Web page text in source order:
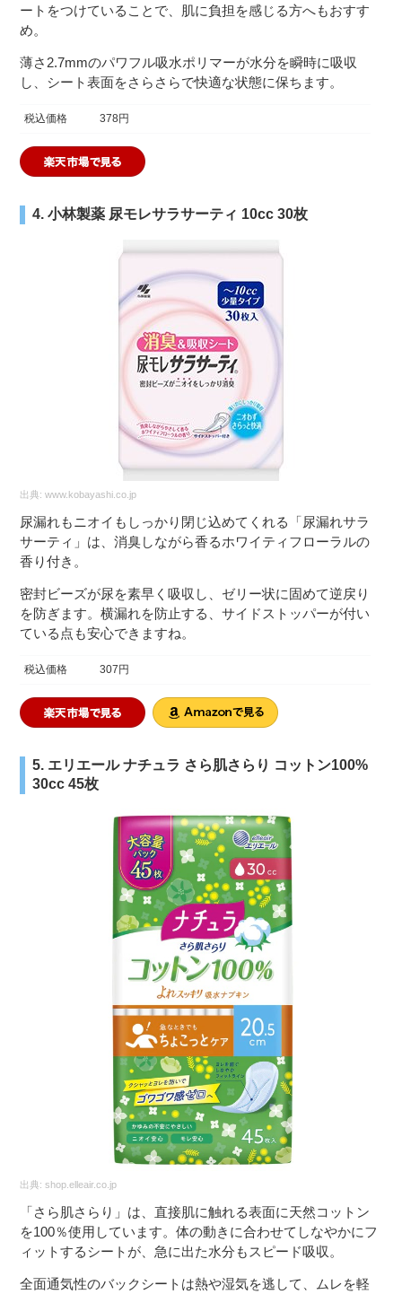
ートをつけていることで、肌に負担を感じる方へもおすす
め。
薄さ2.7mmのパワフル吸水ポリマーが水分を瞬時に吸収
し、シート表面をさらさらで快適な状態に保ちます。
税込価格 378円
4. 小林製薬 尿モレサラサーティ 10cc 30枚
出典:www.kobayashi.co.jp
尿漏れもニオイもしっかり閉じ込めてくれる「尿漏れサラ
サーティ」は、消臭しながら香るホワイティフローラルの
香り付き。
密封ビーズが尿を素早く吸収し、ゼリー状に固めて逆戻り
を防ぎます。横漏れを防止する、サイドストッパーが付い
ている点も安心できますね。
税込価格 307円
5. エリエール ナチュラ さら肌さらり コットン100%
30cc 45枚
出典:shop.elleair.co.jp
「さら肌さらり」は、直接肌に触れる表面に天然コットン
を100％使用しています。体の動きに合わせてしなやかにフ
ィットするシートが、急に出た水分もスピード吸収。
全面通気性のバックシートは熱や湿気を逃して、ムレを軽